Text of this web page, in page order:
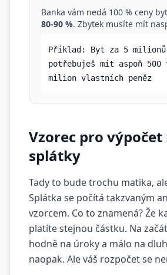
Banka vám nedá 100 % ceny
80-90 %. Zbytek musíte mít
Příklad: Byt za 5
potřebuješ mít aspoň
milion vlastních peněz
Vzorec pro
splátky
Tady to bude trochu matika,
Splátka se počítá takzvaným
vzorcem. Co to znamená? Že
platíte stejnou částku. Na
hodně na úroky a málo na
naopak. Ale váš rozpočet se